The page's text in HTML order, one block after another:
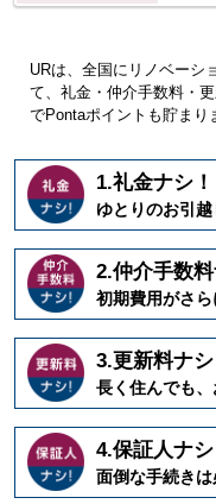
田市
日
URは、全国にリノベーシ
て、礼金・仲介手数料・
でPontaポイントも貯まり
1.礼金ナシ！
ゆとりのお引
2.仲介手数料
初期費用がさら
3.更新料ナシ
長く住んでも、
4.保証人ナシ
面倒な手続きは